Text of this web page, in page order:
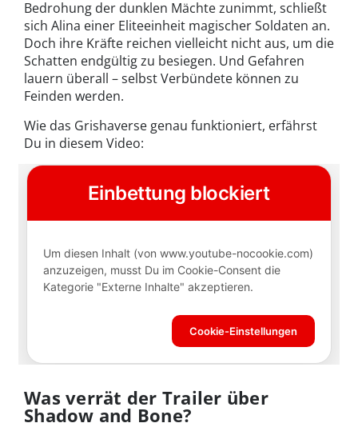
Bedrohung der dunklen Mächte zunimmt, schließt
sich Alina einer Eliteeinheit magischer Soldaten an.
Doch ihre Kräfte reichen vielleicht nicht aus, um die
Schatten endgültig zu besiegen. Und Gefahren
lauern überall – selbst Verbündete können zu
Feinden werden.
Wie das Grishaverse genau funktioniert, erfährst
Du in diesem Video:
Was verrät der Trailer über
Shadow and Bone?